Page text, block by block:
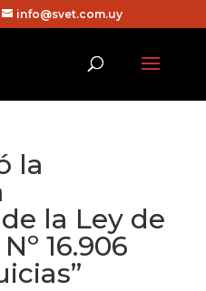
info@svet.com.uy
la
la Ley de
16.906